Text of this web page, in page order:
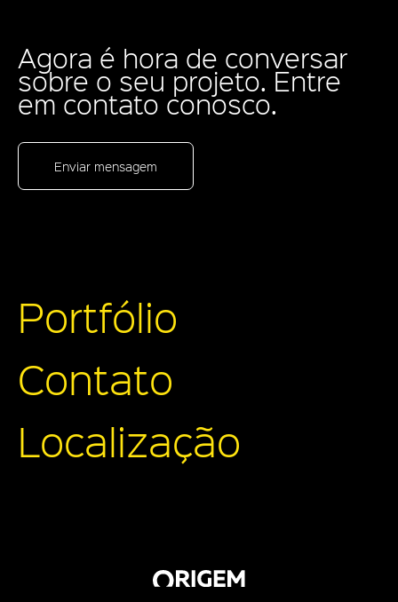
Agora é hora de conversar
sobre o seu projeto. Entre
em contato conosco.
Enviar mensagem
Portfólio
Contato
Localização